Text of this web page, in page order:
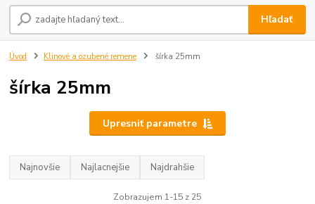
Hľadať
Úvod Klinové a ozubené remene šírka 25mm
šírka 25mm
Upresniť parametre
Najnovšie Najlacnejšie Najdrahšie
Zobrazujem 1-15 z 25